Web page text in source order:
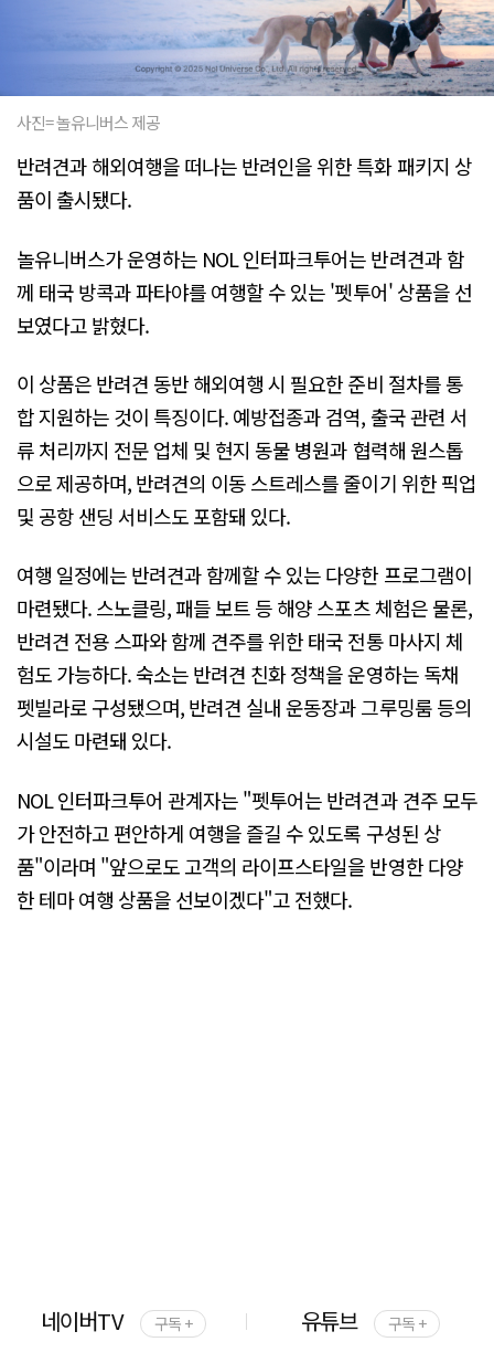
사진= 놀유니버스 제공
반려견과 해외여행을 떠나는 반려인을 위한 특화 패키지 상
품이 출시됐다.
놀유니버스가 운영하는 NOL 인터파크투어는 반려견과 함
께 태국 방콕과 파타야를 여행할 수 있는 '펫투어' 상품을 선
보였다고 밝혔다.
이 상품은 반려견 동반 해외여행 시 필요한 준비 절차를 통
합 지원하는 것이 특징이다. 예방접종과 검역, 출국 관련 서
류 처리까지 전문 업체 및 현지 동물 병원과 협력해 원스톱
으로 제공하며, 반려견의 이동 스트레스를 줄이기 위한 픽업
및 공항 샌딩 서비스도 포함돼 있다.
여행 일정에는 반려견과 함께할 수 있는 다양한 프로그램이
마련됐다. 스노클링, 패들 보트 등 해양 스포츠 체험은 물론,
반려견 전용 스파와 함께 견주를 위한 태국 전통 마사지 체
험도 가능하다. 숙소는 반려견 친화 정책을 운영하는 독채
펫빌라로 구성됐으며, 반려견 실내 운동장과 그루밍룸 등의
시설도 마련돼 있다.
NOL 인터파크투어 관계자는 "펫투어는 반려견과 견주 모두
가 안전하고 편안하게 여행을 즐길 수 있도록 구성된 상
품"이라며 "앞으로도 고객의 라이프스타일을 반영한 다양
한 테마 여행 상품을 선보이겠다"고 전했다.
네이버TV 구독 + 유튜브 구독 +